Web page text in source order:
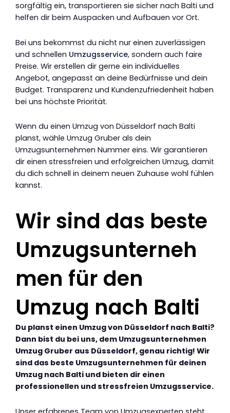
sorgfältig ein, transportieren sie sicher nach Balti und
helfen dir beim Auspacken und Aufbauen vor Ort.
Bei uns bekommst du nicht nur einen zuverlässigen
und schnellen Umzugsservice, sondern auch faire
Preise. Wir erstellen dir gerne ein individuelles
Angebot, angepasst an deine Bedürfnisse und dein
Budget. Transparenz und Kundenzufriedenheit haben
bei uns höchste Priorität.
Wenn du einen Umzug von Düsseldorf nach Balti
planst, wähle Umzug Gruber als dein
Umzugsunternehmen Nummer eins. Wir garantieren
dir einen stressfreien und erfolgreichen Umzug, damit
du dich schnell in deinem neuen Zuhause wohl fühlen
kannst.
Wir sind das beste
Umzugsunterneh
men für den
Umzug nach Balti
Du planst einen Umzug von Düsseldorf nach Balti?
Dann bist du bei uns, dem Umzugsunternehmen
Umzug Gruber aus Düsseldorf, genau richtig! Wir
sind das beste Umzugsunternehmen für deinen
Umzug nach Balti und bieten dir einen
professionellen und stressfreien Umzugsservice.